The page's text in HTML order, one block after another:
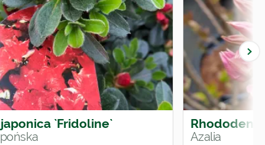
`Fridoline`
Azalia